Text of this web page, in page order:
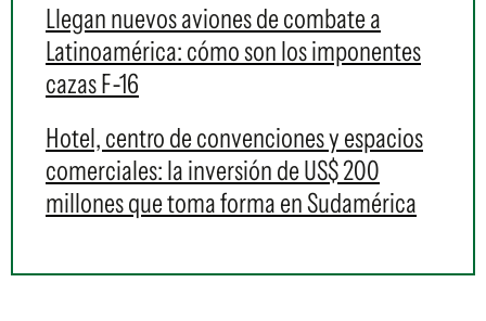
Llegan nuevos aviones de combate a
Latinoamérica: cómo son los imponentes
cazas F-16
Hotel, centro de convenciones y espacios
comerciales: la inversión de US$ 200
millones que toma forma en Sudamérica